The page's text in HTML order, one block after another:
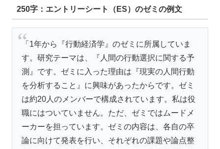
250字：エントリーシート（ES）のゼミの例文
「1年から『行動経済学』のゼミに所属していま
す。研究テーマは、『人間の行動選択に関する予
測』です。ゼミに入った理由は『現実の人間行動
を分析すること』に興味があったからです。ゼミ
は約20人のメンバーで構成されています。私は役
職にはついていません。ただ、ゼミではムードメ
ーカーを担っています。ゼミの内容は、各自の卒
論に向けて発表を行い、それぞれの課題や論点整